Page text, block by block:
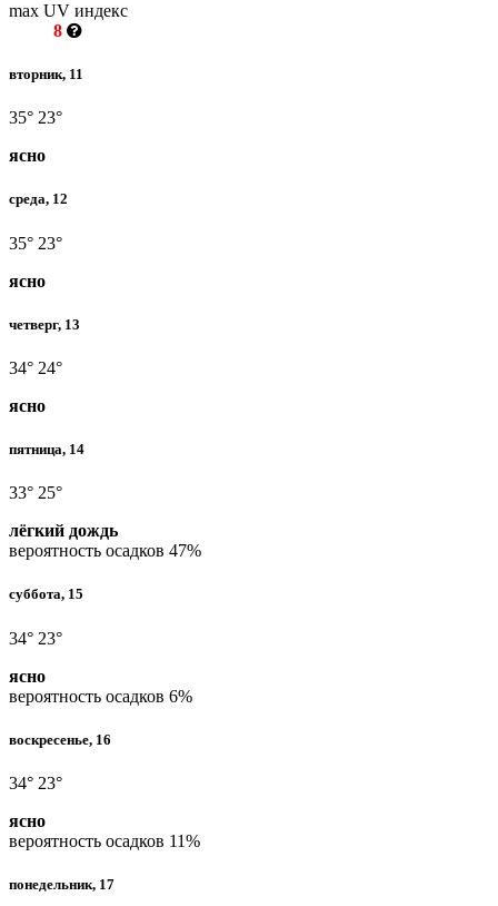
max UV индекс
8
вторник, 11
35° 23°
ясно
среда, 12
35° 23°
ясно
четверг, 13
34° 24°
ясно
пятница, 14
33° 25°
лёгкий дождь
вероятность осадков 47%
суббота, 15
34° 23°
ясно
вероятность осадков 6%
воскресенье, 16
34° 23°
ясно
вероятность осадков 11%
понедельник, 17